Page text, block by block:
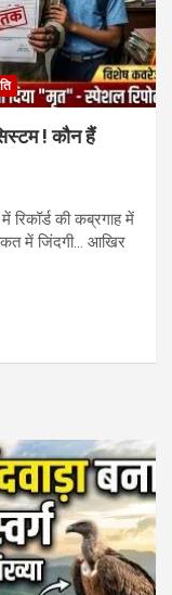
! कौन हैं
में रिकॉर्ड की कब्रगाह में
में जिंदगी… आखिर